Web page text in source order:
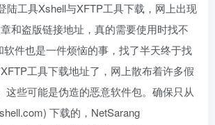
陆工具Xshell与XFTP工具下载，网上出现
和盗版链接地址，真的需要使用时找不
件也是一件烦恼的事，找了半天终于找
工具下载地址了，网上散布着许多假
这些可能是伪造的恶意软件包。确保只从
下载的，NetSarang